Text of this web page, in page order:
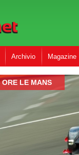
Archivio Magazine
ORE LE MANS